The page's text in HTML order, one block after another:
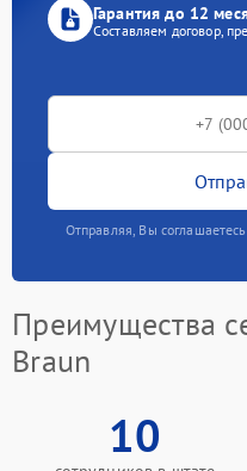
Гарантия до 12
Составляем договор,
Отправляя, Вы
Преимущества
Braun
10